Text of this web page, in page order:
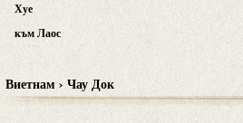
Хуе
към Лаос
Виетнам › Чау Док